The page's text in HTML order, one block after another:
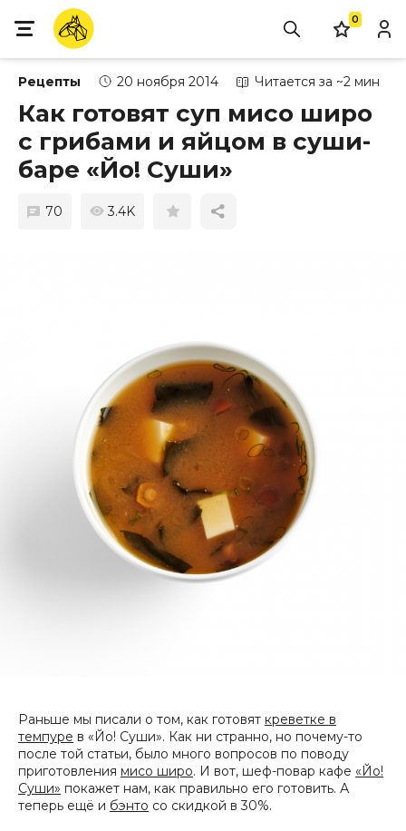
0
Рецепты 20 ноября 2014 Читается за ~2 мин
Как готовят суп мисо широ
с грибами и яйцом в суши-
баре «Йо! Суши»
70 3.4K
Раньше мы писали о том, как готовят креветке в
темпуре в «Йо! Суши». Как ни странно, но почему-то
после той статьи, было много вопросов по поводу
приготовления мисо широ. И вот, шеф-повар кафе «Йо!
Суши» покажет нам, как правильно его готовить. А
теперь ещё и бэнто со скидкой в 30%.